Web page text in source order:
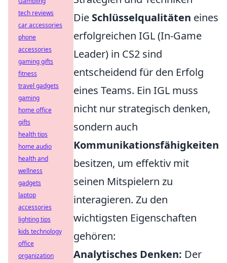
Die Schlüsselqualitäten eines
erfolgreichen IGL (In-Game
Leader) in CS2 sind
entscheidend für den Erfolg
eines Teams. Ein IGL muss
nicht nur strategisch denken,
sondern auch
Kommunikationsfähigkeiten
besitzen, um effektiv mit
seinen Mitspielern zu
interagieren. Zu den
wichtigsten Eigenschaften
gehören:
Analytisches Denken: Der
tech reviews
car accessories
phone
accessories
gaming gifts
fitness
travel gadgets
gaming
home office
gifts
health tips
home audio
health and
wellness
gadgets
laptop
accessories
lighting tips
kids technology
office
organization